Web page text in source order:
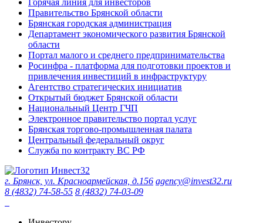
Горячая линия для инвесторов
Правительство Брянской области
Брянская городская администрация
Департамент экономического развития Брянской
области
Портал малого и среднего предпринимательства
Росинфра - платформа для подготовки проектов и
привлечения инвестиций в инфраструктуру
Агентство стратегических инициатив
Открытый бюджет Брянской области
Национальный Центр ГЧП
Электронное правительство портал услуг
Брянская торгово-промышленная палата
Центральный федеральный округ
Служба по контракту ВС РФ
г. Брянск, ул. Красноармейская, д.156 agency@invest32.ru
8 (4832) 74-58-55 8 (4832) 74-03-09